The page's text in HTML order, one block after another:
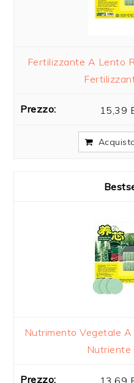
Fertilizzante A Lento
15,39
Nutrimento Vegetale
Nutriente
13,69